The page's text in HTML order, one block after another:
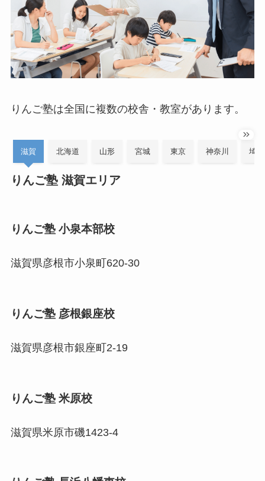
りんご塾は全国に複数の校舎・教室があります。
滋賀 北海道 山形 宮城 東京 神奈川 埼玉
りんご塾 滋賀エリア
りんご塾 小泉本部校
滋賀県彦根市小泉町620-30
りんご塾 彦根銀座校
滋賀県彦根市銀座町2-19
りんご塾 米原校
滋賀県米原市磯1423-4